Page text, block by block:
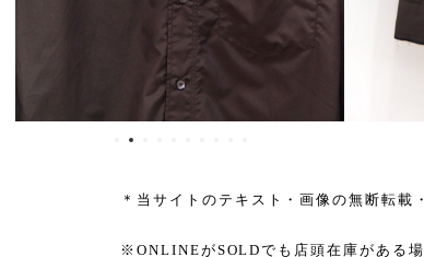
＊当サイトのテキスト・画像の無断転載
※ONLINEがSOLDでも店頭在庫がある場